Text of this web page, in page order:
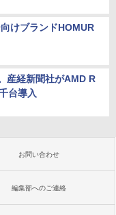
けブランドHOMUR
産経新聞社がAMD R
台導入
お問い合わせ
編集部へのご連絡